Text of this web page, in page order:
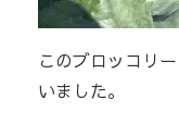
このブロッコリ
いました。